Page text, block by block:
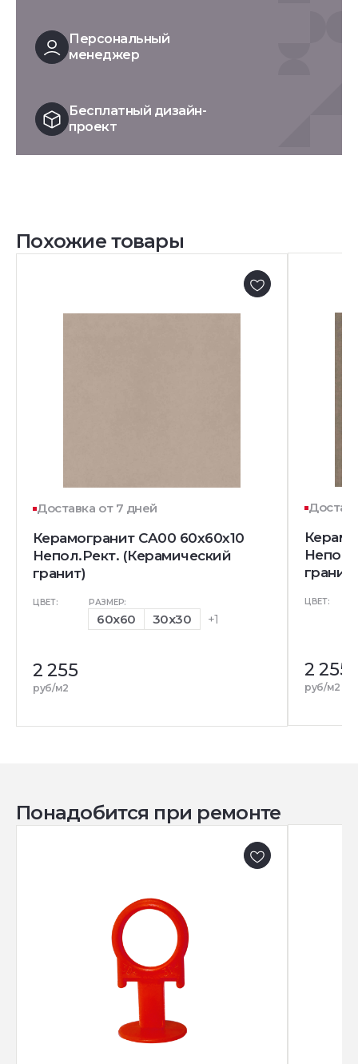
Персональный
менеджер
Бесплатный дизайн-
проект
Похожие товары
Доставка от 7 дней
Керамогранит CA00 60x60x10
Непол.Рект. (Керамический
гранит)
ЦВЕТ: РАЗМЕР:
60x60 30x30 +1
2 255
руб/м2
гранит)
ЦВЕТ:
2 255
руб/м2
Понадобится при ремонте